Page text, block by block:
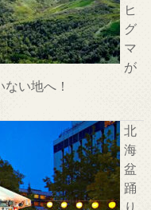
ヒ
グ
マ
が
い地へ！
北
海
盆
踊
り